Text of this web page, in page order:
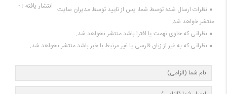
انتشار یافته : 0 نظرات ارسال شده توسط شما، پس از تایید توسط مدیران سایت
منتشر خواهد شد.
نظراتی که حاوی تهمت یا افترا باشد منتشر نخواهد شد.
نظراتی که به غیر از زبان فارسی یا غیر مرتبط با خبر باشد منتشر نخواهد شد.